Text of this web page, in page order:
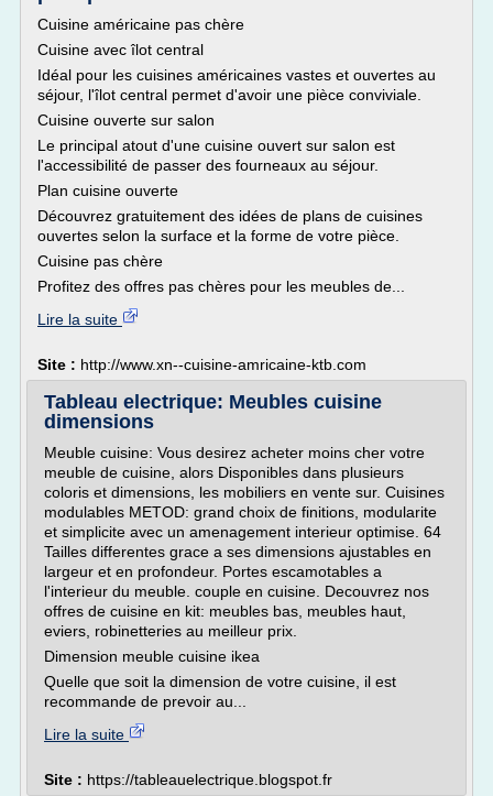
Cuisine américaine pas chère
Cuisine avec îlot central
Idéal pour les cuisines américaines vastes et ouvertes au
séjour, l'îlot central permet d'avoir une pièce conviviale.
Cuisine ouverte sur salon
Le principal atout d'une cuisine ouvert sur salon est
l'accessibilité de passer des fourneaux au séjour.
Plan cuisine ouverte
Découvrez gratuitement des idées de plans de cuisines
ouvertes selon la surface et la forme de votre pièce.
Cuisine pas chère
Profitez des offres pas chères pour les meubles de...
Lire la suite
Site : http://www.xn--cuisine-amricaine-ktb.com
Tableau electrique: Meubles cuisine
dimensions
Meuble cuisine: Vous desirez acheter moins cher votre
meuble de cuisine, alors Disponibles dans plusieurs
coloris et dimensions, les mobiliers en vente sur. Cuisines
modulables METOD: grand choix de finitions, modularite
et simplicite avec un amenagement interieur optimise. 64
Tailles differentes grace a ses dimensions ajustables en
largeur et en profondeur. Portes escamotables a
l'interieur du meuble. couple en cuisine. Decouvrez nos
offres de cuisine en kit: meubles bas, meubles haut,
eviers, robinetteries au meilleur prix.
Dimension meuble cuisine ikea
Quelle que soit la dimension de votre cuisine, il est
recommande de prevoir au...
Lire la suite
Site : https://tableauelectrique.blogspot.fr